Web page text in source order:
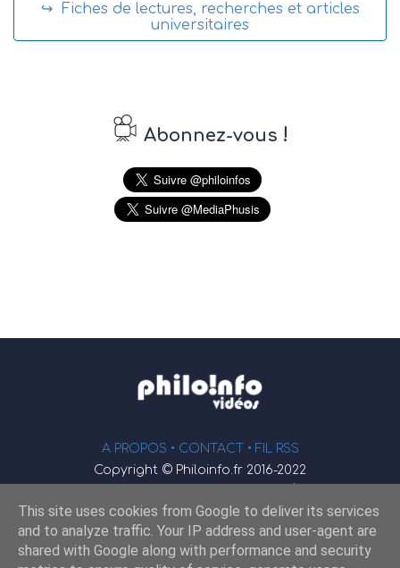
↪ Fiches de lectures, recherches et articles
universitaires
Abonnez-vous !
A PROPOS • CONTACT • FIL RSS
Copyright © Philoinfo.fr 2016-2022
φ
Webmaster : JEND
This site uses cookies from Google to deliver its services
and to analyze traffic. Your IP address and user-agent are
shared with Google along with performance and security